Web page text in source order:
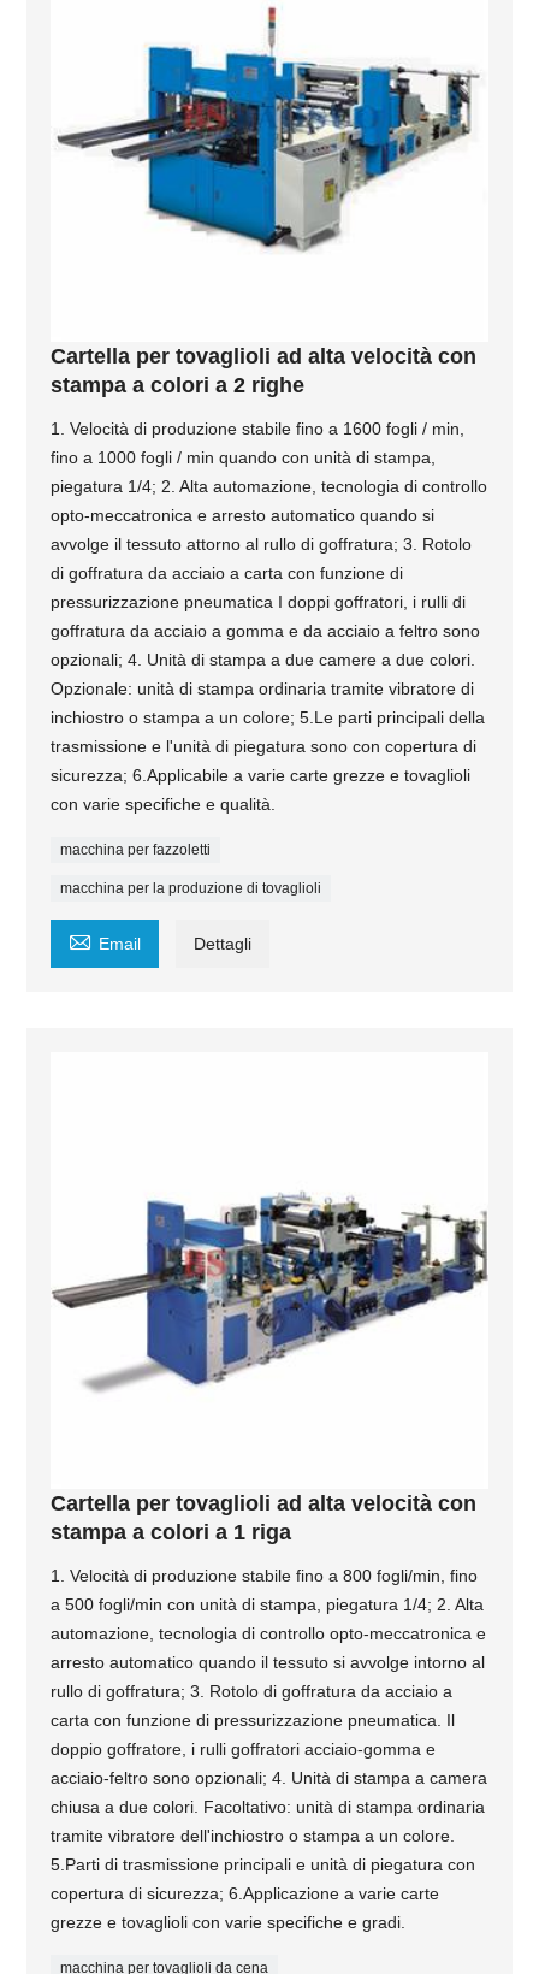
Cartella per tovaglioli ad alta velocità con
stampa a colori a 2 righe
1. Velocità di produzione stabile fino a 1600 fogli / min,
fino a 1000 fogli / min quando con unità di stampa,
piegatura 1/4; 2. Alta automazione, tecnologia di controllo
opto-meccatronica e arresto automatico quando si
avvolge il tessuto attorno al rullo di goffratura; 3. Rotolo
di goffratura da acciaio a carta con funzione di
pressurizzazione pneumatica I doppi goffratori, i rulli di
goffratura da acciaio a gomma e da acciaio a feltro sono
opzionali; 4. Unità di stampa a due camere a due colori.
Opzionale: unità di stampa ordinaria tramite vibratore di
inchiostro o stampa a un colore; 5.Le parti principali della
trasmissione e l'unità di piegatura sono con copertura di
sicurezza; 6.Applicabile a varie carte grezze e tovaglioli
con varie specifiche e qualità.
macchina per fazzoletti
macchina per la produzione di tovaglioli
 Email Dettagli
Cartella per tovaglioli ad alta velocità con
stampa a colori a 1 riga
1. Velocità di produzione stabile fino a 800 fogli/min, fino
a 500 fogli/min con unità di stampa, piegatura 1/4; 2. Alta
automazione, tecnologia di controllo opto-meccatronica e
arresto automatico quando il tessuto si avvolge intorno al
rullo di goffratura; 3. Rotolo di goffratura da acciaio a
carta con funzione di pressurizzazione pneumatica. Il
doppio goffratore, i rulli goffratori acciaio-gomma e
acciaio-feltro sono opzionali; 4. Unità di stampa a camera
chiusa a due colori. Facoltativo: unità di stampa ordinaria
tramite vibratore dell'inchiostro o stampa a un colore.
5.Parti di trasmissione principali e unità di piegatura con
copertura di sicurezza; 6.Applicazione a varie carte
grezze e tovaglioli con varie specifiche e gradi.
macchina per tovaglioli da cena